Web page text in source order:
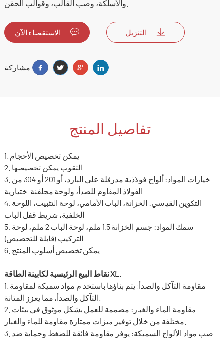
مشاركة
تفاصيل المنتج
1. يمكن تخصيص الأحجام
2. الثقوب يمكن تخصيصها
3. خيارات المواد: ألواح فولاذية مدرفلة على البارد، أو 201 أو 304 من
الفولاذ المقاوم للصدأ، ولوحة مجلفنة اختيارية
4. التكوين القياسي: الخزانة، الباب الأمامي، لوحة التثبيت، اللوحة
الخلفية، شريط قفل الباب
5. سمك المواد: جسم الخزانة 1.5 ملم، لوحة الباب 2 ملم، لوحة
التركيب (قابلة للتخصيص)
6. يمكن تخصيص أسلوب المنتج
نقاط البيع الرئيسية لكابينة الطاقة XL.
1. مقاومة التآكل والصدأ: يتم بناؤها باستخدام مواد سميكة لمقاومة
2. مقاومة الماء والغبار: مصممة للعمل بشكل موثوق في بيئات
3. صب مواد الألواح السميكة: يوفر مقاومة فائقة للضغط وحماية ضد